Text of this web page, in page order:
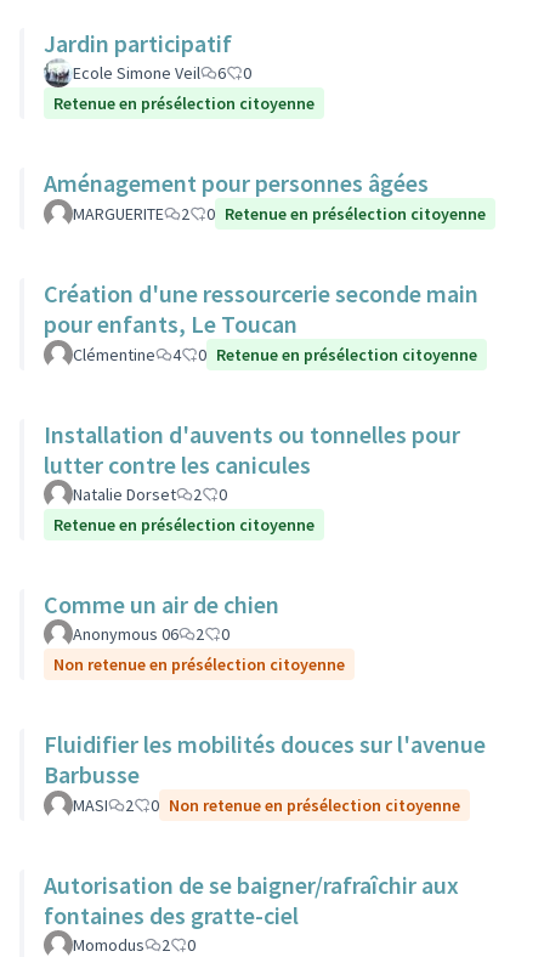
Jardin participatif
Ecole Simone Veil 6
0
Retenue en présélection citoyenne
Aménagement pour personnes âgées
MARGUERITE 2 0 Retenue en présélection citoyenne
Création d'une ressourcerie seconde main
pour enfants, Le Toucan
Clémentine 4 0 Retenue en présélection citoyenne
Installation d'auvents ou tonnelles pour
lutter contre les canicules
Natalie Dorset 2
0
Retenue en présélection citoyenne
Comme un air de chien
Anonymous 06 2
0
Non retenue en présélection citoyenne
Fluidifier les mobilités douces sur l'avenue
Barbusse
MASI 2 0 Non retenue en présélection citoyenne
Autorisation de se baigner/rafraîchir aux
fontaines des gratte-ciel
Momodus 2
0